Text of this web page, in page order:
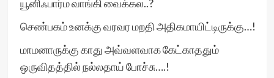
யூனிஃபார்ம வாங்கி வைக்கல..?
செண்பகம் உனக்கு வரவர மறதி அதிகமாயிட்டிருக்கு…!
மாமனாருக்கு காது அவ்வளவாக கேட்காததும்
ஒருவிதத்தில் நல்லதாய் போச்சு….!